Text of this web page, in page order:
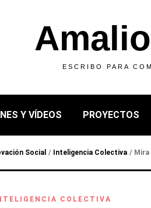
ESCRIBO PARA
Y VÍDEOS PROYECTOS
Social / Inteligencia Colectiva /
COLECTIVA